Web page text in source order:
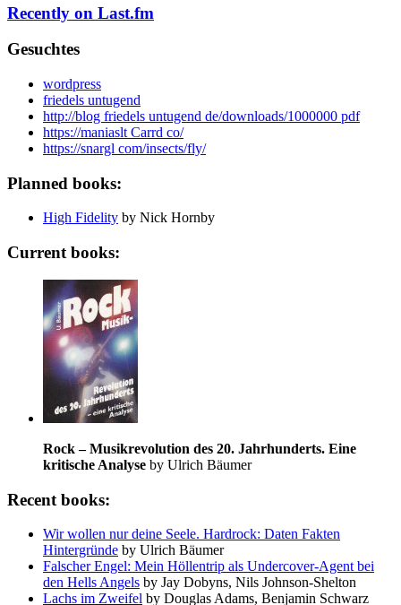
Recently on Last.fm
Gesuchtes
wordpress
friedels untugend
http://blog friedels untugend de/downloads/1000000 pdf
https://maniaslt Carrd co/
https://snargl com/insects/fly/
Planned books:
High Fidelity by Nick Hornby
Current books:
Rock – Musikrevolution des 20. Jahrhunderts. Eine
kritische Analyse by Ulrich Bäumer
Recent books:
Wir wollen nur deine Seele. Hardrock: Daten Fakten
Hintergründe by Ulrich Bäumer
Falscher Engel: Mein Höllentrip als Undercover-Agent bei
den Hells Angels by Jay Dobyns, Nils Johnson-Shelton
Lachs im Zweifel by Douglas Adams, Benjamin Schwarz